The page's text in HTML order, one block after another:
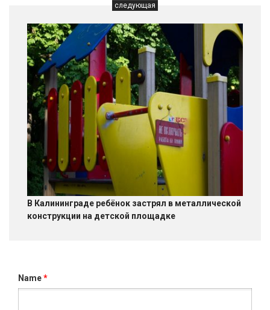
следующая
В Калининграде ребёнок застрял в металлической
конструкции на детской площадке
Name*